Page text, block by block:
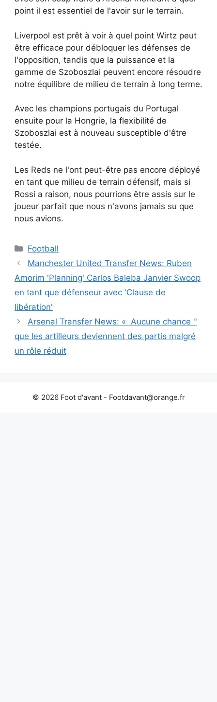
point il est essentiel de l'avoir sur le terrain.
Liverpool est prêt à voir à quel point Wirtz peut
être efficace pour débloquer les défenses de
l'opposition, tandis que la puissance et la
gamme de Szoboszlai peuvent encore résoudre
notre équilibre de milieu de terrain à long terme.
Avec les champions portugais du Portugal
ensuite pour la Hongrie, la flexibilité de
Szoboszlai est à nouveau susceptible d'être
testée.
Les Reds ne l'ont peut-être pas encore déployé
en tant que milieu de terrain défensif, mais si
Rossi a raison, nous pourrions être assis sur le
joueur parfait que nous n'avons jamais su que
nous avions.
Catégories
Football
Manchester United Transfer News: Ruben
Amorim 'Planning' Carlos Baleba Janvier Swoop
en tant que défenseur avec 'Clause de
libération'
Arsenal Transfer News: « Aucune chance ''
que les artilleurs deviennent des partis malgré
un rôle réduit
© 2026 Foot d'avant - Footdavant@orange.fr